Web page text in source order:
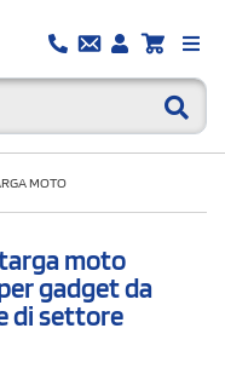
MOTO
moto
gadget da
di settore